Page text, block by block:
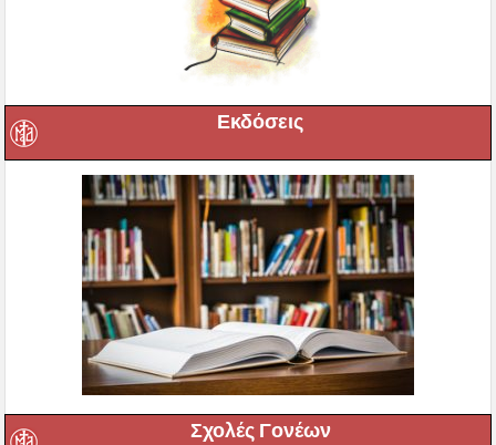
Εκδόσεις
Σχολές Γονέων